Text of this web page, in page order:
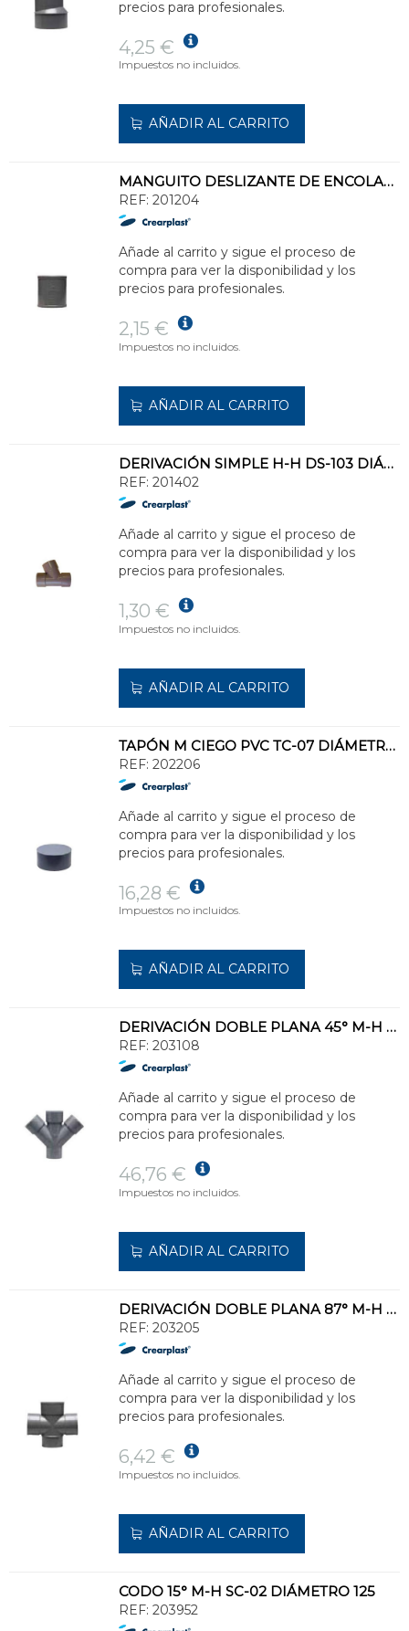
precios para profesionales.
4,25 €
Impuestos no incluidos.
AÑADIR AL CARRITO
MANGUITO DESLIZANTE DE ENCOLAR MDE-05 DIÁMETRO 90
REF: 201204
Añade al carrito y sigue el proceso de
compra para ver la disponibilidad y los
precios para profesionales.
2,15 €
Impuestos no incluidos.
AÑADIR AL CARRITO
DERIVACIÓN SIMPLE H-H DS-103 DIÁMETRO 50 67°
REF: 201402
Añade al carrito y sigue el proceso de
compra para ver la disponibilidad y los
precios para profesionales.
1,30 €
Impuestos no incluidos.
AÑADIR AL CARRITO
TAPÓN M CIEGO PVC TC-07 DIÁMETRO 250
REF: 202206
Añade al carrito y sigue el proceso de
compra para ver la disponibilidad y los
precios para profesionales.
16,28 €
Impuestos no incluidos.
AÑADIR AL CARRITO
DERIVACIÓN DOBLE PLANA 45° M-H DS-37 DIÁMETRO 160
REF: 203108
Añade al carrito y sigue el proceso de
compra para ver la disponibilidad y los
precios para profesionales.
46,76 €
Impuestos no incluidos.
AÑADIR AL CARRITO
DERIVACIÓN DOBLE PLANA 87° M-H DS-44 DIÁMETRO 90
REF: 203205
Añade al carrito y sigue el proceso de
compra para ver la disponibilidad y los
precios para profesionales.
6,42 €
Impuestos no incluidos.
AÑADIR AL CARRITO
CODO 15° M-H SC-02 DIÁMETRO 125
REF: 203952